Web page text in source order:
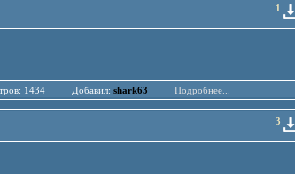
1
1434 Добавил: shark63 Подробнее...
3